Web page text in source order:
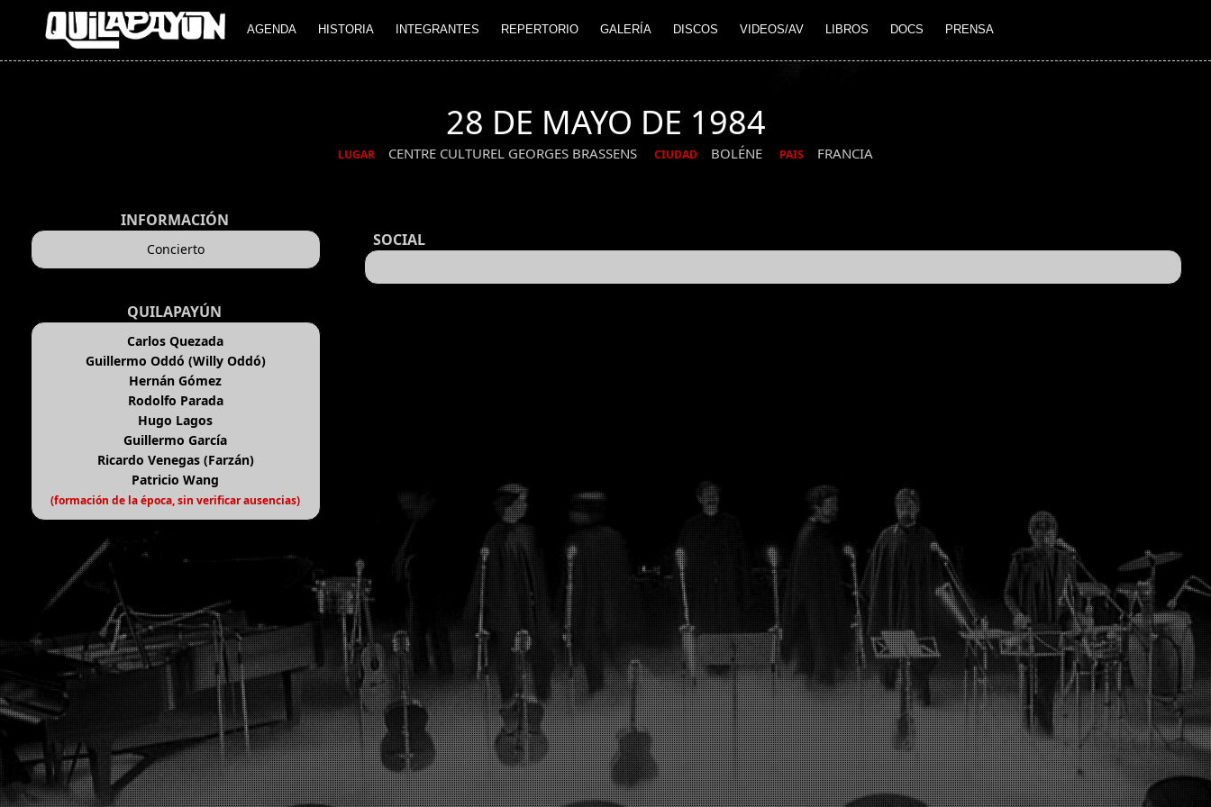
AGENDA HISTORIA INTEGRANTES REPERTORIO GALERÍA DISCOS VIDEOS/AV LIBROS DOCS PRENSA
28 DE MAYO DE 1984
LUGAR CENTRE CULTUREL GEORGES BRASSENS CIUDAD BOLÉNE PAIS FRANCIA
INFORMACIÓN
Concierto
QUILAPAYÚN
Carlos Quezada
Guillermo Oddó (Willy Oddó)
Hernán Gómez
Rodolfo Parada
Hugo Lagos
Guillermo García
Ricardo Venegas (Farzán)
Patricio Wang
(formación de la época, sin verificar ausencias)
SOCIAL